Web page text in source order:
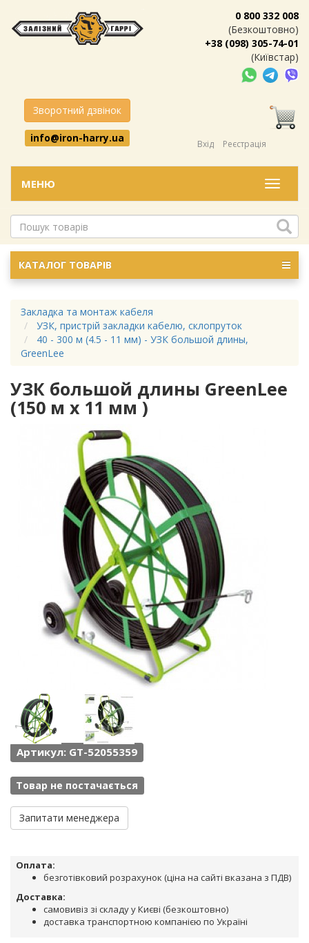
0 800 332 008
(Безкоштовно)
+38 (098) 305-74-01
(Київстар)
Зворотний дзвінок
info@iron-harry.ua
Вхід Реєстрація
Меню
МЕНЮ
КАТАЛОГ ТОВАРІВ
Закладка та монтаж кабеля
УЗК, пристрій закладки кабелю, склопруток
40 - 300 м (4.5 - 11 мм) - УЗК большой длины,
GreenLee
УЗК большой длины GreenLee
(150 м х 11 мм )
Артикул: GT-52055359
Товар не постачається
Запитати менеджера
Оплата:
безготівковий розрахунок (ціна на сайті вказана з ПДВ)
Доставка:
самовивіз зі складу у Києві (безкоштовно)
доставка транспортною компанією по Україні